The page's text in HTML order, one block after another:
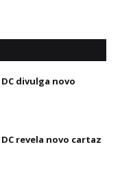
DC divulga novo
DC revela novo cartaz